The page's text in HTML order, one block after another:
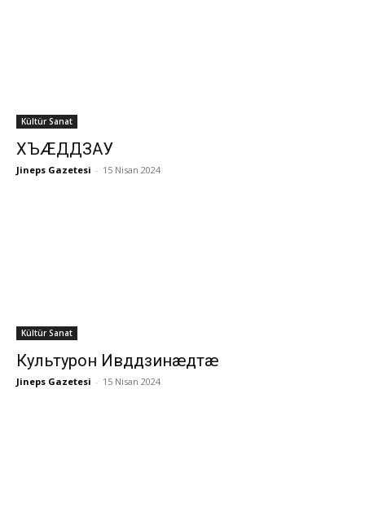
Kültür Sanat
ХЪÆДДЗАУ
Jineps Gazetesi - 15 Nisan 2024
Kültür Sanat
Культурон Ивддзинæдтæ
Jineps Gazetesi - 15 Nisan 2024